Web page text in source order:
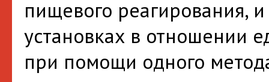
пищевого реагирования,
установках в отношении
при помощи одного